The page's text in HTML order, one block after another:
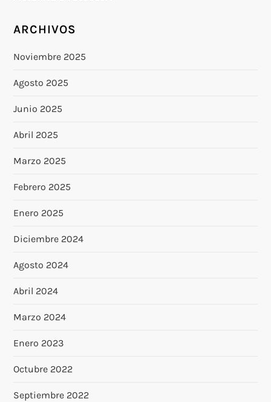
ARCHIVOS
Noviembre 2025
Agosto 2025
Junio 2025
Abril 2025
Marzo 2025
Febrero 2025
Enero 2025
Diciembre 2024
Agosto 2024
Abril 2024
Marzo 2024
Enero 2023
Octubre 2022
Septiembre 2022